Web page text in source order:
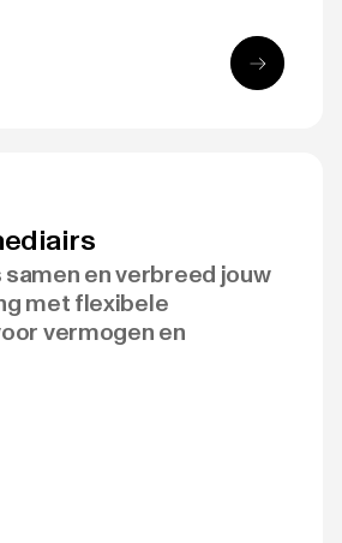
en verbreed jouw
met flexibele
vermogen en